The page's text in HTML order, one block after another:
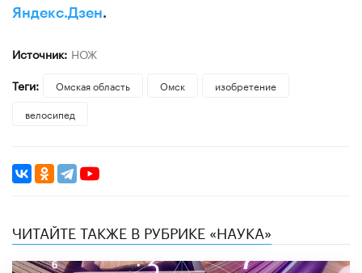
Яндекс.Дзен.
Источник: НОЖ
Теги:
Омская область Омск
изобретение
велосипед
ЧИТАЙТЕ ТАКЖЕ В РУБРИКЕ «НАУКА»